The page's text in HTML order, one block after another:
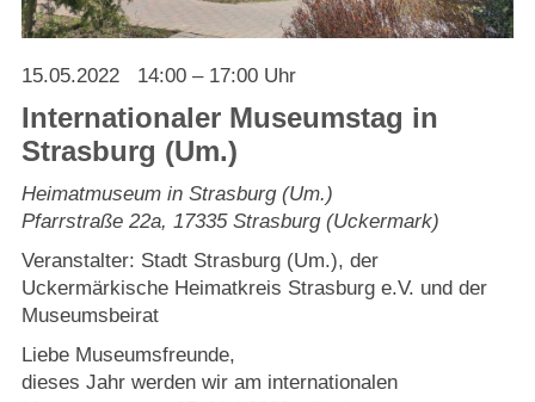
Welcome to Strasburg (Uckermark)
Ласкаво просимо до Штрасбурга (Уккермарк)
مرحبًا بكم في شتراسبورغ (أوكرمارك)
Bine ați venit în Strasburg (Uckermark)
Online-Bewerbungen
15.05.2022 14:00 – 17:00 Uhr
Internationaler Museumstag in
Strasburg (Um.)
Heimatmuseum in Strasburg (Um.)
Pfarrstraße 22a,17335 Strasburg (Uckermark)
Veranstalter: Stadt Strasburg (Um.), der
Uckermärkische Heimatkreis Strasburg e.V. und der
Museumsbeirat
Liebe Museumsfreunde,
dieses Jahr werden wir am internationalen